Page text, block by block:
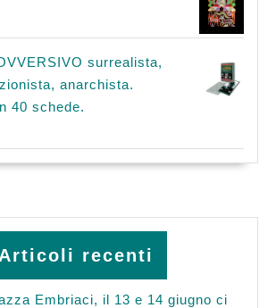
surrealista,
anarchista.
40 schede.
Articoli recenti
Embriaci, il 13 e 14 giugno ci